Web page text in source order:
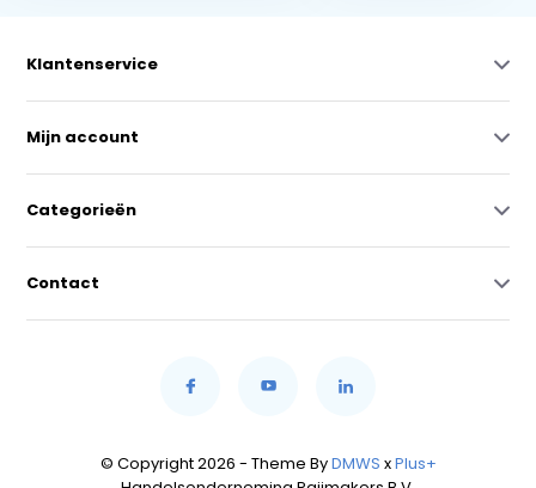
Klantenservice
Mijn account
Categorieën
Contact
© Copyright 2026 - Theme ByDMWS xPlus+